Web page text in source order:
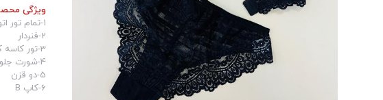
ویژگی
1-تمام تور اتوبانی
2-فنردار
3-تور کاسه کار اتوبانی و جذاب
4-شورت جلو اتوبانی پشت تور و فاق نخ
5-دو قزن
6-کاپ B